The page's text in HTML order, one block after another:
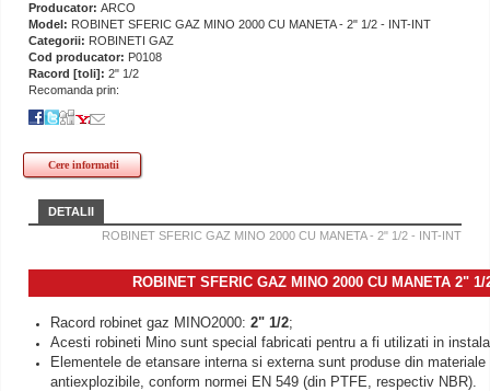
Producator: ARCO
Model: ROBINET SFERIC GAZ MINO 2000 CU MANETA - 2" 1/2 - INT-INT
Categorii: ROBINETI GAZ
Cod producator: P0108
Racord [toli]: 2" 1/2
Recomanda prin:
Cere informatii
DETALII
ROBINET SFERIC GAZ MINO 2000 CU MANETA - 2" 1/2 - INT-INT
ROBINET SFERIC GAZ MINO 2000 CU MANETA 2" 1/
Racord robinet gaz MINO2000: 2" 1/2;
Acesti robineti Mino sunt special fabricati pentru a fi utilizati in
Elementele de etansare interna si externa sunt produse din
antiexplozibile, conform normei EN 549 (din PTFE, respectiv NBR).